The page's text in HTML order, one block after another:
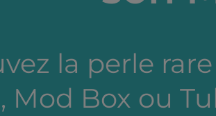
la perle
Mod Box ou